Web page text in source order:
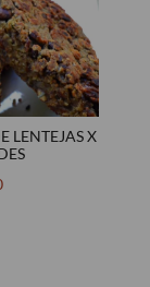
LENTEJAS X